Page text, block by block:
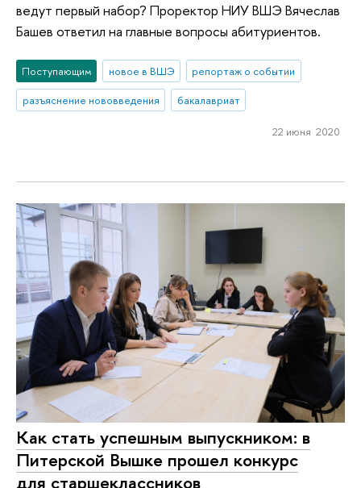
ведут первый набор? Проректор НИУ ВШЭ Вячеслав
Башев ответил на главные вопросы абитуриентов.
Поступающим новое в ВШЭ
репортаж о событии
разъяснение нововведения
бакалавриат
22 июня 2020
Как стать успешным выпускником: в
Питерской Вышке прошел конкурс
для старшеклассников